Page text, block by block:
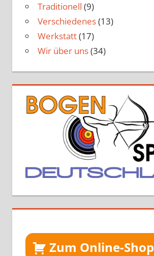
Traditionell (9)
Verschiedenes(13)
Werkstatt(17)
Wir über uns(34)
Zum Online-Shop